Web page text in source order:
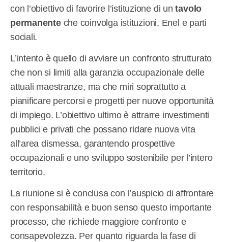
con l’obiettivo di favorire l’istituzione di untavolo
permanenteche coinvolga istituzioni, Enel e parti
sociali.
L’intento è quello di avviare un confronto strutturato
che non si limiti alla garanzia occupazionale delle
attuali maestranze, ma che miri soprattutto a
pianificare percorsi e progetti per nuove opportunità
di impiego. L’obiettivo ultimo è attrarre investimenti
pubblici e privati che possano ridare nuova vita
all’area dismessa, garantendo prospettive
occupazionali e uno sviluppo sostenibile per l’intero
territorio.
La riunione si è conclusa con l’auspicio di affrontare
con responsabilità e buon senso questo importante
processo, che richiede maggiore confronto e
consapevolezza. Per quanto riguarda la fase di